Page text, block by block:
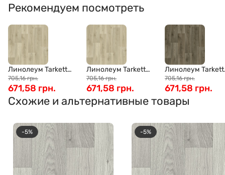
Рекомендуем посмотреть
Линолеум Tarkett
Forward Caspian 2 (3
м)
705,16 грн.
671,58 грн.
Линолеум Tarkett
Forward Caspian 2
(3,5 м)
705,16 грн.
671,58 грн.
Линолеум Tarkett
Forward Caspian
м)
705,16 грн.
671,58 грн.
Схожие и альтернативные товары
-5% -5%